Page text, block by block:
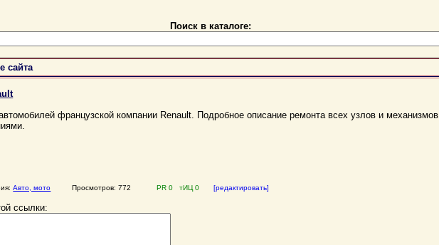
Поиск в каталоге:
сайта
французской компании Renault. Подробное описание ремонта всех узлов и механизмов
Авто, мото Просмотров: 772 PR 0 тИЦ 0 [редактировать]
ссылки: